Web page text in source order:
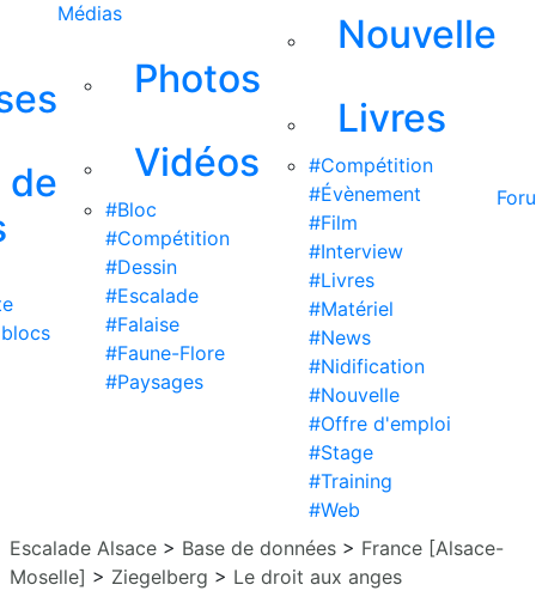
de
Médias
Photos
Vidéos
#Bloc
#Compétition
#Dessin
#Escalade
#Falaise
#Faune-Flore
#Paysages
Nouvelle
Livres
#Compétition
#Évènement
#Film
#Interview
#Livres
#Matériel
#News
#Nidification
#Nouvelle
#Offre d'emploi
#Stage
#Training
#Web
Escalade Alsace > Base de données > France [Alsace-
Moselle] > Ziegelberg > Le droit aux anges